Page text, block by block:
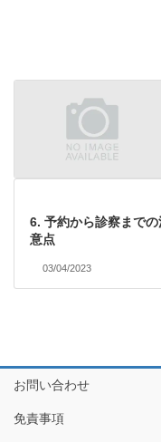
6. 予約から診察までの
意点
03/04/2023
お問い合わせ
免責事項